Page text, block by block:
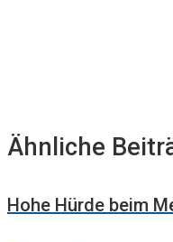
Ähnliche
Hohe Hürde beim